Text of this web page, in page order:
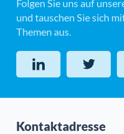
Folgen Sie uns auf
und tauschen Sie sich
Themen aus.
LinkedIn Twitter
Kontaktadresse